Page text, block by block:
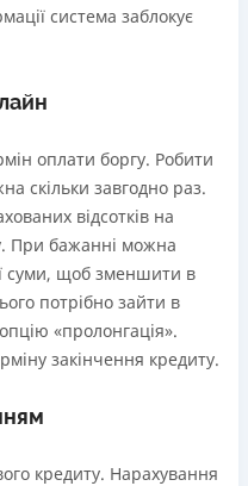
система заблокує
оплати боргу. Робити
скільки завгодно раз.
відсотків на
При бажанні можна
суми, щоб зменшити в
потрібно зайти в
«пролонгація».
закінчення кредиту.
кредиту. Нарахування